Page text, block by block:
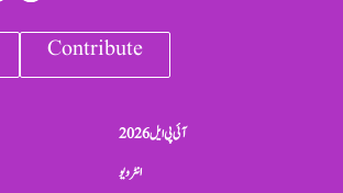
Contribute
آئی پی ایل 2026
انٹرویو